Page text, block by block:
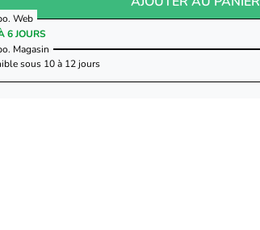
Web
6 JOURS
Magasin
sous 10 à 12 jours